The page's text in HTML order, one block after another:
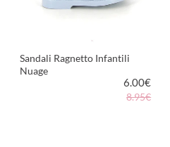
Sandali Ragnetto Infantili
Nuage
6.00€
8.95€